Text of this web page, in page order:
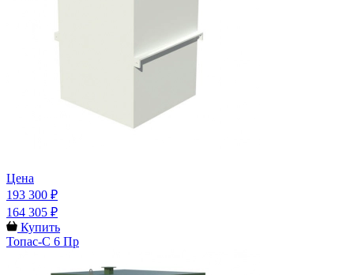
Цена
193 300 ₽
164 305 ₽
Купить
Топас-С 6 Пр